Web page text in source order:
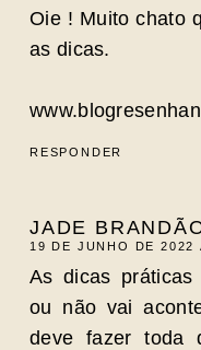
Oie ! Muito chato
as dicas.
RESPONDER
JADE
19 DE JUNHO DE 2022
As dicas
ou não vai
deve fazer toda